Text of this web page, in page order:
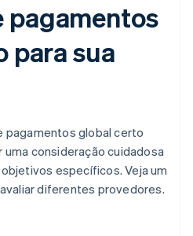
pagamentos
para sua
pagamentos global certo
uma consideração cuidadosa
específicos. Veja um
diferentes provedores.